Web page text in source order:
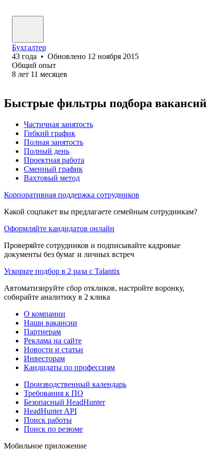
Бухгалтер
43 года • Обновлено 12 ноября 2015
Общий опыт
8 лет 11 месяцев
Быстрые фильтры подбора вакансий
Частичная занятость
Гибкий график
Полная занятость
Полный день
Проектная работа
Сменный график
Вахтовый метод
Корпоративная поддержка сотрудников
Какой соцпакет вы предлагаете семейным сотрудникам?
Оформляйте кандидатов онлайн
Проверяйте сотрудников и подписывайте кадровые
документы без бумаг и личных встреч
Ускорьте подбор в 2 раза с Talantix
Автоматизируйте сбор откликов, настройте воронку,
собирайте аналитику в 2 клика
О компании
Наши вакансии
Партнерам
Реклама на сайте
Новости и статьи
Инвесторам
Кандидаты по профессиям
Производственный календарь
Требования к ПО
Безопасный HeadHunter
HeadHunter API
Поиск работы
Поиск по резюме
Мобильное приложение